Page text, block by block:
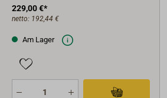
229,00 €*
netto: 192,44 €
Am Lager